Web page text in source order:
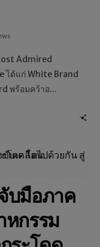
Admired
ได้แก่ White Brand
พร้อมคว้าอ...
บมือภาค
หกรรม